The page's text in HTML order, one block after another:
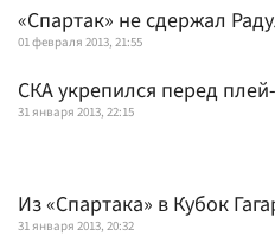
«Спартак» не сдержал
01 февраля 2013, 21:55
СКА укрепился перед
31 января 2013, 22:15
Из «Спартака» в Кубок
31 января 2013, 20:32